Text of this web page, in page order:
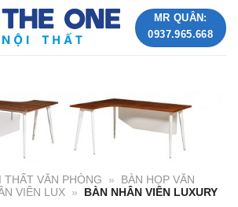
MR QUÂN:
0937.965.668
THẤT VĂN PHÒNG »
BÀN HỌP VĂN
VIÊN LUX » BÀN NHÂN VIÊN LUXURY